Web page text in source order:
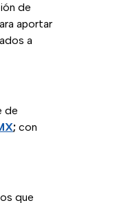
de
aportar
a
de
; con
que